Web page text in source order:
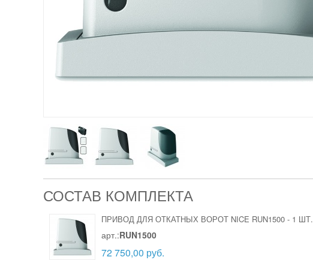
СОСТАВ КОМПЛЕКТА
ПРИВОД ДЛЯ ОТКАТНЫХ ВОРОТ NICE RUN1500 - 1 ШТ.
арт.:RUN1500
72 750,00 руб.